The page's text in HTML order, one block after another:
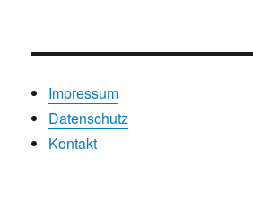
Impressum
Datenschutz
Kontakt